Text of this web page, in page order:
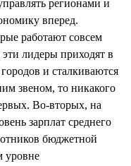
регионами и
вперед.
работают совсем
лидеры приходят в
и сталкиваются
звеном, то никакого
Во-вторых, на
зарплат среднего
бюджетной
уровне